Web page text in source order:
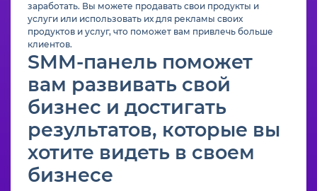
заработать. Вы можете продавать свои продукты и
услуги или использовать их для рекламы своих
продуктов и услуг, что поможет вам привлечь больше
клиентов.
SMM-панель поможет
вам развивать свой
бизнес и достигать
результатов, которые вы
хотите видеть в своем
бизнесе